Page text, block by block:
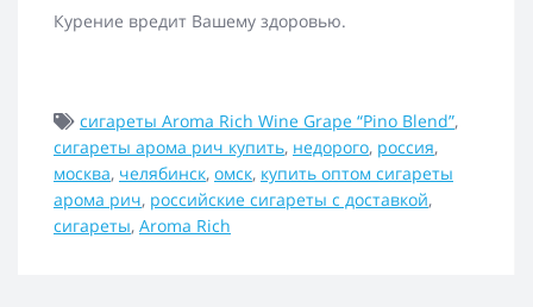
Курение вредит Вашему здоровью.
сигареты Aroma Rich Wine Grape “Pino Blend”,
сигареты арома рич купить, недорого, россия,
москва, челябинск, омск, купить оптом сигареты
арома рич, российские сигареты с доставкой,
сигареты, Aroma Rich